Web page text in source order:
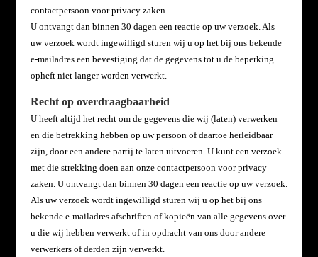
contactpersoon voor privacy zaken.
U ontvangt dan binnen 30 dagen een reactie op uw verzoek. Als
uw verzoek wordt ingewilligd sturen wij u op het bij ons bekende
e-mailadres een bevestiging dat de gegevens tot u de beperking
opheft niet langer worden verwerkt.
Recht op overdraagbaarheid
U heeft altijd het recht om de gegevens die wij (laten) verwerken
en die betrekking hebben op uw persoon of daartoe herleidbaar
zijn, door een andere partij te laten uitvoeren. U kunt een verzoek
met die strekking doen aan onze contactpersoon voor privacy
zaken. U ontvangt dan binnen 30 dagen een reactie op uw verzoek.
Als uw verzoek wordt ingewilligd sturen wij u op het bij ons
bekende e-mailadres afschriften of kopieën van alle gegevens over
u die wij hebben verwerkt of in opdracht van ons door andere
verwerkers of derden zijn verwerkt.